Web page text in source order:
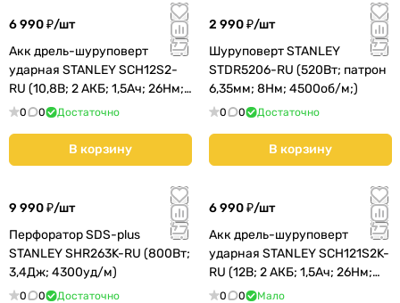
6 990 ₽/шт
Акк дрель-шуруповерт
ударная STANLEY SCH12S2-
RU (10,8В; 2 АКБ; 1,5Ач; 26Нм;
1кг)
0 0 Достаточно
В корзину
2 990 ₽/шт
Шуруповерт STANLEY
STDR5206-RU (520Вт; патрон
6,35мм; 8Нм; 4500об/м;)
0 0 Достаточно
В корзину
9 990 ₽/шт
Перфоратор SDS-plus
STANLEY SHR263K-RU (800Вт;
3,4Дж; 4300уд/м)
0 0 Достаточно
6 990 ₽/шт
Акк дрель-шуруповерт
ударная STANLEY SCH121S2K-
RU (12В; 2 АКБ; 1,5Ач; 26Нм;
1,1кг)
0 0 Мало